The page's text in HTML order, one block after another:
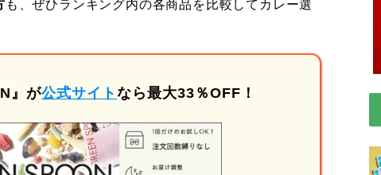
も、ぜひランキング内の各商品を比較してカレー選
』が公式サイトなら最大33％OFF！